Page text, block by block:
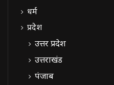
धर्म
प्रदेश
उत्तर प्रदेश
उत्तराखंड
पंजाब